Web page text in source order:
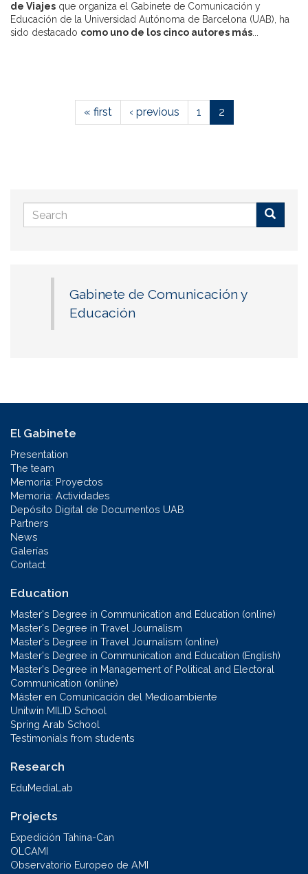
de Viajes que organiza el Gabinete de Comunicación y
Educación de la Universidad Autónoma de Barcelona (UAB), ha
sido destacado como uno de los cinco autores más...
« first ‹ previous 1 2
Search
form
Gabinete de Comunicación y
Educación
El Gabinete
Presentation
The team
Memoria: Proyectos
Memoria: Actividades
Depósito Digital de Documentos UAB
Partners
News
Galerías
Contact
Education
Master's Degree in Communication and Education (online)
Master's Degree in Travel Journalism
Master's Degree in Travel Journalism (online)
Master's Degree in Communication and Education (English)
Master's Degree in Management of Political and Electoral
Communication (online)
Máster en Comunicación del Medioambiente
Unitwin MILID School
Spring Arab School
Testimonials from students
Research
EduMediaLab
Projects
Expedición Tahina-Can
OLCAMI
Observatorio Europeo de AMI